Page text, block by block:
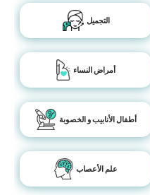
التجميل
أمراض النساء
أطفال الأنابيب و الخصوبة
علم الأعصاب